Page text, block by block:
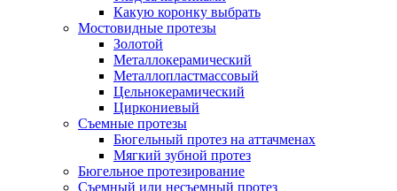
Какую коронку выбрать
Мостовидные протезы
Золотой
Металлокерамический
Металлопластмассовый
Цельнокерамический
Циркониевый
Съемные протезы
Бюгельный протез на аттачменах
Мягкий зубной протез
Бюгельное протезирование
Съемный или несъемный протез